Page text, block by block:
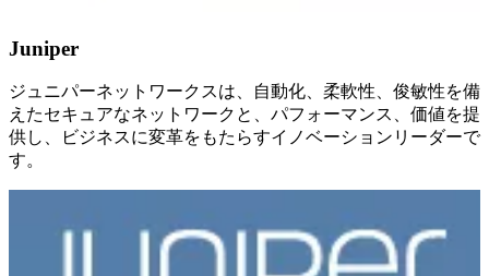
Juniper
ジュニパーネットワークスは、自動化、柔軟性、俊敏性を備
えたセキュアなネットワークと、パフォーマンス、価値を提
供し、ビジネスに変革をもたらすイノベーションリーダーで
す。